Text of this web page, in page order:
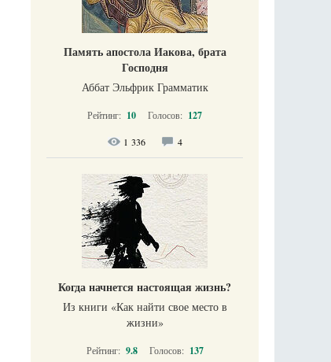
Память апостола Иакова, брата
Господня
Аббат Эльфрик Грамматик
Рейтинг: 10 Голосов: 127
1 336 4
Когда начнется настоящая жизнь?
Из книги «Как найти свое место в
жизни​»
Рейтинг: 9.8 Голосов: 137